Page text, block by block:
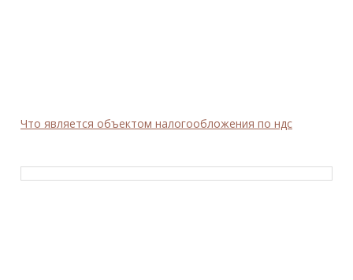
Что является объектом налогообложения по ндс